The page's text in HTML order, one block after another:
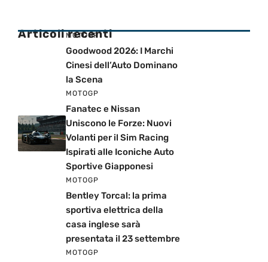
Articoli recenti
MOTOGP
Goodwood 2026: I Marchi
Cinesi dell’Auto Dominano
la Scena
MOTOGP
Fanatec e Nissan
Uniscono le Forze: Nuovi
Volanti per il Sim Racing
Ispirati alle Iconiche Auto
Sportive Giapponesi
MOTOGP
Bentley Torcal: la prima
sportiva elettrica della
casa inglese sarà
presentata il 23 settembre
MOTOGP